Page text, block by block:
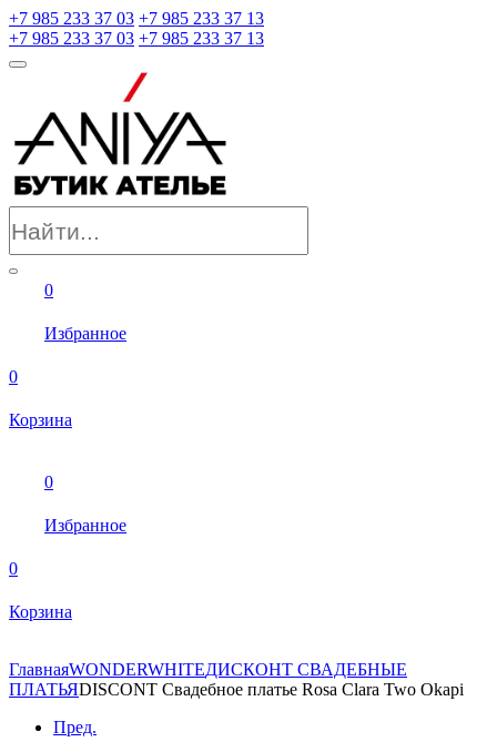
+7 985 233 37 03 +7 985 233 37 13
+7 985 233 37 03 +7 985 233 37 13
0
Избранное
0
Корзина
0
Избранное
0
Корзина
ГлавнаяWONDERWHITEДИСКОНТ СВАДЕБНЫЕ
ПЛАТЬЯDISCONT Свадебное платье Rosa Clara Two Okapi
Пред.